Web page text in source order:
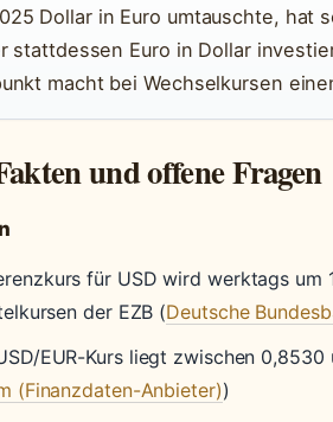
Dollar in Euro umtauschte, hat
stattdessen Euro in Dollar
macht bei Wechselkursen
und offene Fragen
für USD wird werktags
der EZB (Deutsche
EUR-Kurs liegt zwischen
(Finanzdaten-Anbieter))